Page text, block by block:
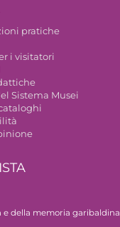
pratiche
i visitatori
Sistema Musei
e della memoria garibaldina